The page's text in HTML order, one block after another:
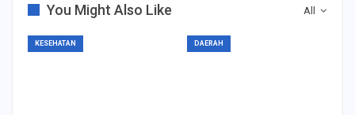
All
You Might Also Like
KESEHATAN DAERAH